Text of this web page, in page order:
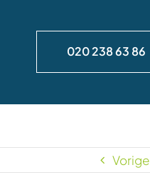
020 238 63 86
Vorige